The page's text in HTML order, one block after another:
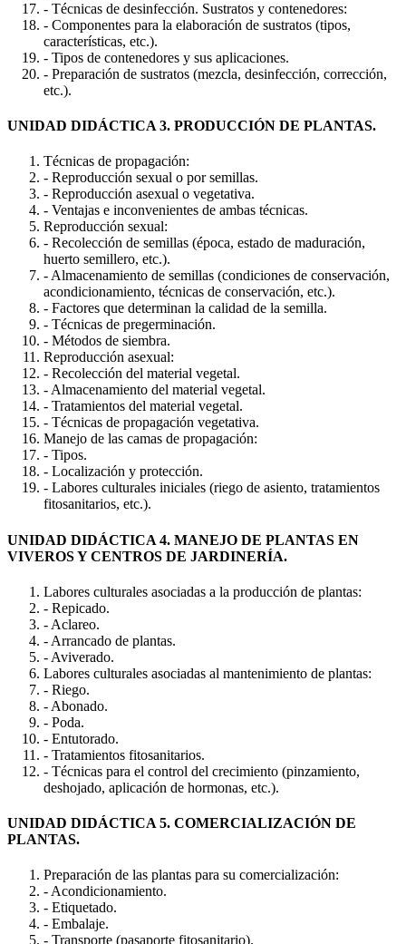
- Técnicas de desinfección. Sustratos y contenedores:
- Componentes para la elaboración de sustratos (tipos,
características, etc.).
- Tipos de contenedores y sus aplicaciones.
- Preparación de sustratos (mezcla, desinfección, corrección,
etc.).
UNIDAD DIDÁCTICA 3. PRODUCCIÓN DE PLANTAS.
Técnicas de propagación:
- Reproducción sexual o por semillas.
- Reproducción asexual o vegetativa.
- Ventajas e inconvenientes de ambas técnicas.
Reproducción sexual:
- Recolección de semillas (época, estado de maduración,
huerto semillero, etc.).
- Almacenamiento de semillas (condiciones de conservación,
acondicionamiento, técnicas de conservación, etc.).
- Factores que determinan la calidad de la semilla.
- Técnicas de pregerminación.
- Métodos de siembra.
Reproducción asexual:
- Recolección del material vegetal.
- Almacenamiento del material vegetal.
- Tratamientos del material vegetal.
- Técnicas de propagación vegetativa.
Manejo de las camas de propagación:
- Tipos.
- Localización y protección.
- Labores culturales iniciales (riego de asiento, tratamientos
fitosanitarios, etc.).
UNIDAD DIDÁCTICA 4. MANEJO DE PLANTAS EN
VIVEROS Y CENTROS DE JARDINERÍA.
Labores culturales asociadas a la producción de plantas:
- Repicado.
- Aclareo.
- Arrancado de plantas.
- Aviverado.
Labores culturales asociadas al mantenimiento de plantas:
- Riego.
- Abonado.
- Poda.
- Entutorado.
- Tratamientos fitosanitarios.
- Técnicas para el control del crecimiento (pinzamiento,
deshojado, aplicación de hormonas, etc.).
UNIDAD DIDÁCTICA 5. COMERCIALIZACIÓN DE
PLANTAS.
Preparación de las plantas para su comercialización:
- Acondicionamiento.
- Etiquetado.
- Embalaje.
- Transporte (pasaporte fitosanitario).